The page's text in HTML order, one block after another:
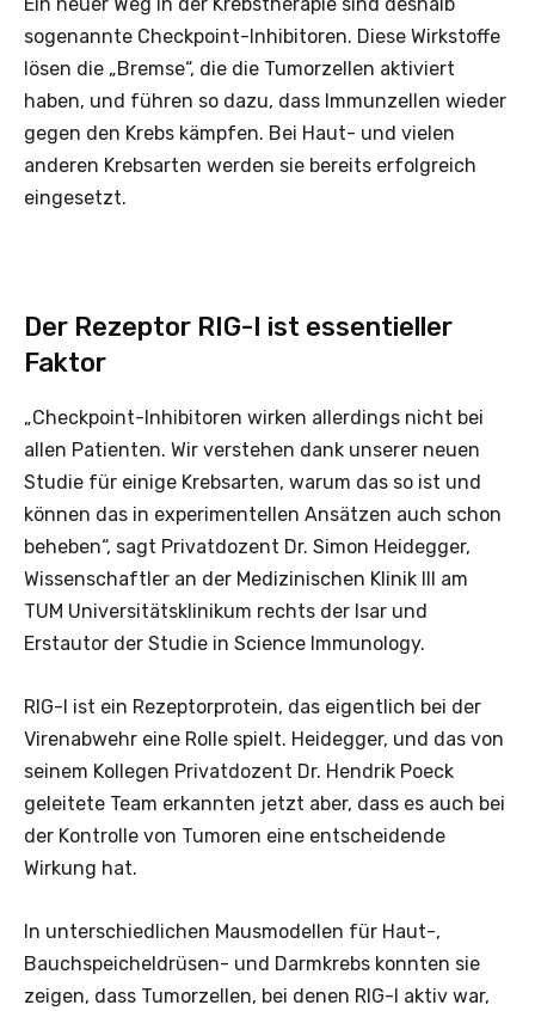
sogenannte Checkpoint-Inhibitoren. Diese Wirkstoffe
lösen die „Bremse“, die die Tumorzellen aktiviert
haben, und führen so dazu, dass Immunzellen wieder
gegen den Krebs kämpfen. Bei Haut- und vielen
anderen Krebsarten werden sie bereits erfolgreich
eingesetzt.
Der Rezeptor RIG-I ist essentieller
Faktor
„Checkpoint-Inhibitoren wirken allerdings nicht bei
allen Patienten. Wir verstehen dank unserer neuen
Studie für einige Krebsarten, warum das so ist und
können das in experimentellen Ansätzen auch schon
beheben“, sagt Privatdozent Dr. Simon Heidegger,
Wissenschaftler an der Medizinischen Klinik III am
TUM Universitätsklinikum rechts der Isar und
Erstautor der Studie in Science Immunology.
RIG-I ist ein Rezeptorprotein, das eigentlich bei der
Virenabwehr eine Rolle spielt. Heidegger, und das von
seinem Kollegen Privatdozent Dr. Hendrik Poeck
geleitete Team erkannten jetzt aber, dass es auch bei
der Kontrolle von Tumoren eine entscheidende
Wirkung hat.
In unterschiedlichen Mausmodellen für Haut-,
Bauchspeicheldrüsen- und Darmkrebs konnten sie
zeigen, dass Tumorzellen, bei denen RIG-I aktiv war,